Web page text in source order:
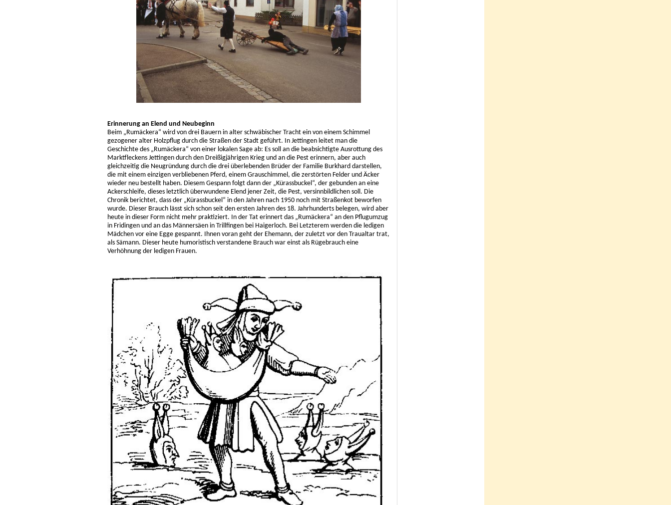
Erinnerung an Elend und Neubeginn
Beim „Rumäckera“ wird von drei Bauern in alter schwäbischer Tracht ein von einem Schimmel
gezogener alter Holzpflug durch die Straßen der Stadt geführt. In Jettingen leitet man die
Geschichte des „Rumäckera“ von einer lokalen Sage ab: Es soll an die beabsichtigte Ausrottung des
Marktfleckens Jettingen durch den Dreißigjährigen Krieg und an die Pest erinnern, aber auch
gleichzeitig die Neugründung durch die drei überlebenden Brüder der Familie Burkhard darstellen,
die mit einem einzigen verbliebenen Pferd, einem Grauschimmel, die zerstörten Felder und Äcker
wieder neu bestellt haben. Diesem Gespann folgt dann der „Kürassbuckel“, der gebunden an eine
Ackerschleife, dieses letztlich überwundene Elend jener Zeit, die Pest, versinnbildlichen soll. Die
Chronik berichtet, dass der „Kürassbuckel“ in den Jahren nach 1950 noch mit Straßenkot beworfen
wurde. Dieser Brauch lässt sich schon seit den ersten Jahren des 18. Jahrhunderts belegen, wird aber
heute in dieser Form nicht mehr praktiziert. In der Tat erinnert das „Rumäckera“ an den Pflugumzug
in Fridingen und an das Männersäen in Trillfingen bei Haigerloch. Bei Letzterem werden die ledigen
Mädchen vor eine Egge gespannt. Ihnen voran geht der Ehemann, der zuletzt vor den Traualtar trat,
als Sämann. Dieser heute humoristisch verstandene Brauch war einst als Rügebrauch eine
Verhöhnung der ledigen Frauen.